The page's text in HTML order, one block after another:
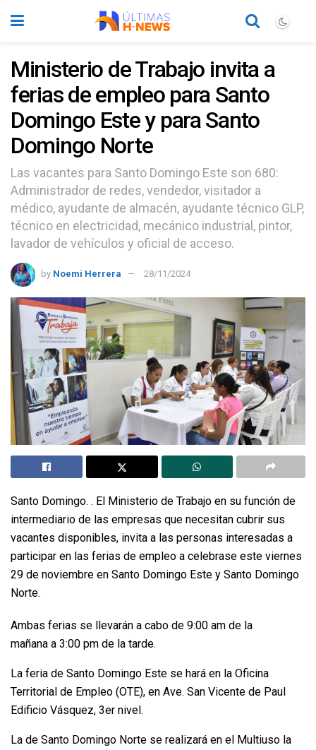
Ministerio de Trabajo invita a
ferias de empleo para Santo
Domingo Este y para Santo
Domingo Norte
Las vacantes para Santo Domingo Este son 680:
Administrador de redes, vendedor, visitador a
médico, ayudante de almacén, ayudante técnico GLP,
técnico en electricidad, mecánico industrial, pintor,
lavador de vehículos y oficial de acceso.
by Noemi Herrera 28/11/2024
Santo Domingo. . El Ministerio de Trabajo en su función de
intermediario de las empresas que necesitan cubrir sus
vacantes disponibles, invita a las personas interesadas a
participar en las ferias de empleo a celebrase este viernes
29 de noviembre en Santo Domingo Este y Santo Domingo
Norte.
Ambas ferias se llevarán a cabo de 9:00 am de la
mañana a 3:00 pm de la tarde.
La feria de Santo Domingo Este se hará en la Oficina
Territorial de Empleo (OTE), en Ave. San Vicente de Paul
Edificio Vásquez, 3er nivel.
La de Santo Domingo Norte se realizará en el Multiuso la